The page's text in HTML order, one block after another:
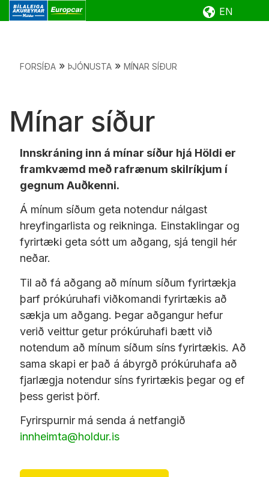
EN
FORSÍÐA » ÞJÓNUSTA » MÍNAR SÍÐUR
Mínar síður
Innskráning inn á mínar síður hjá Höldi er
framkvæmd með rafrænum skilríkjum í
gegnum Auðkenni.
Á mínum síðum geta notendur nálgast
hreyfingarlista og reikninga. Einstaklingar og
fyrirtæki geta sótt um aðgang, sjá tengil hér
neðar.
Til að fá aðgang að mínum síðum fyrirtækja
þarf prókúruhafi viðkomandi fyrirtækis að
sækja um aðgang. Þegar aðgangur hefur
verið veittur getur prókúruhafi bætt við
notendum að mínum síðum síns fyrirtækis. Að
sama skapi er það á ábyrgð prókúruhafa að
fjarlægja notendur síns fyrirtækis þegar og ef
þess gerist þörf.
Fyrirspurnir má senda á netfangið
innheimta@holdur.is